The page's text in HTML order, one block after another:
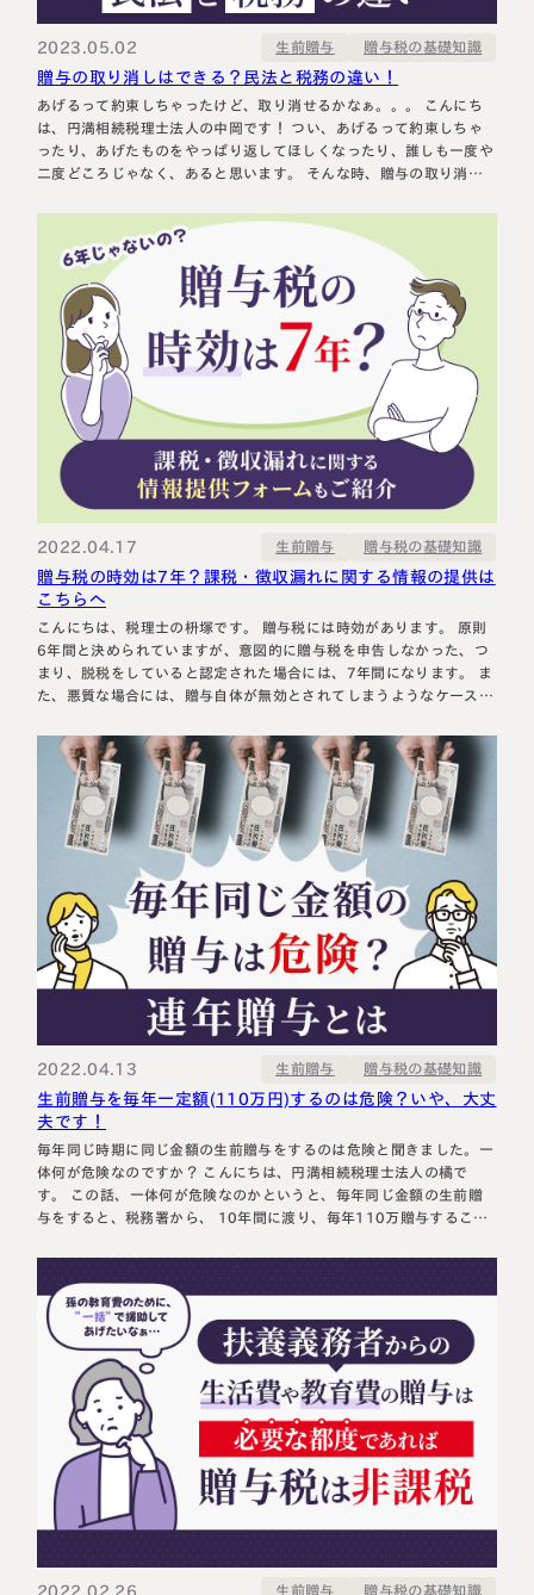
2023.05.02 生前贈与 贈与税の基礎知識
贈与の取り消しはできる？民法と税務の違い！
あげるって約束しちゃったけど、取り消せるかなぁ。。。 こんにち
は、円満相続税理士法人の中岡です！ つい、あげるって約束しちゃ
ったり、あげたものをやっぱり返してほしくなったり、誰しも一度や
二度どころじゃなく、あると思います。 そんな時、贈与の取り消し
方的に贈与を取り消すことができます。 契約書を作った場合や、一
度あげたものを…
2022.04.17 生前贈与 贈与税の基礎知識
贈与税の時効は7年？課税・徴収漏れに関する情報の提供は
こちらへ
こんにちは、税理士の枡塚です。 贈与税には時効があります。 原則
6年間と決められていますが、意図的に贈与税を申告しなかった、つ
まり、脱税をしていると認定された場合には、7年間になります。 ま
た、悪質な場合には、贈与自体が無効とされてしまうようなケースも
し、この6年は贈与税の申告期限を起算日としてカウントします。 し
かし、…
2022.04.13 生前贈与 贈与税の基礎知識
生前贈与を毎年一定額(110万円)するのは危険？いや、大丈
夫です！
毎年同じ時期に同じ金額の生前贈与をするのは危険と聞きました。一
体何が危険なのですか？ こんにちは、円満相続税理士法人の橘で
す。 この話、一体何が危険なのかというと、毎年同じ金額の生前贈
与をすると、税務署から、 10年間に渡り、毎年110万贈与すること
り、それを分割払いしただけです 1100万に対して贈与税を課税しま
す！ …
生前贈与 贈与税の基礎知識